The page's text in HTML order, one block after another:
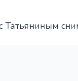
Татьяниным